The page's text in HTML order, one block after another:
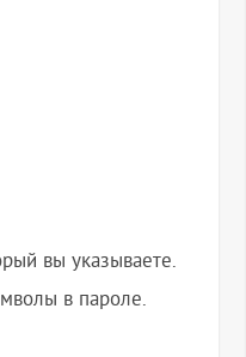
вы указываете.
в пароле.